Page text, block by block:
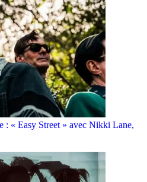
: « Easy Street » avec Nikki Lane,